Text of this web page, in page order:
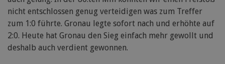
nicht entschlossen genug verteidigen was zum Treffer
zum 1:0 führte. Gronau legte sofort nach und erhöhte auf
2:0. Heute hat Gronau den Sieg einfach mehr gewollt und
deshalb auch verdient gewonnen.